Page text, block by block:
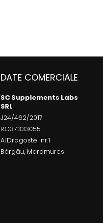
DATE COMERCIALE
SC Supplements Labs
SRL
J24/462/2017
RO37333055
Al.Dragostei nr.1
Bârgău, Maramures